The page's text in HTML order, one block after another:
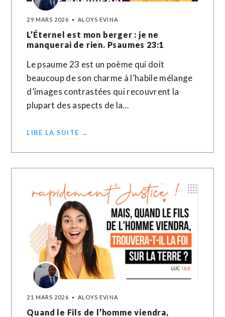
29 MARS 2026 ALOYS EVINA
L’Éternel est mon berger : je ne
manquerai de rien. Psaumes 23:1
Le psaume 23 est un poème qui doit
beaucoup de son charme à l’habile mélange
d’images contrastées qui recouvrent la
plupart des aspects de la…
LIRE LA SUITE →
21 MARS 2026 ALOYS EVINA
Quand le Fils de l’homme viendra,